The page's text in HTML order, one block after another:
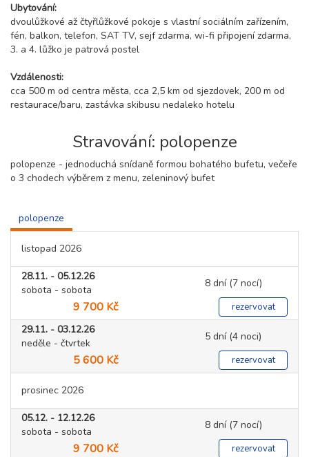
Ubytování:
dvoulůžkové až čtyřlůžkové pokoje s vlastní sociálním zařízením,
fén, balkon, telefon, SAT TV, sejf zdarma, wi-fi připojení zdarma,
3. a 4. lůžko je patrová postel
Vzdálenosti:
cca 500 m od centra města, cca 2,5 km od sjezdovek, 200 m od
restaurace/baru, zastávka skibusu nedaleko hotelu
Stravování: polopenze
polopenze - jednoduchá snídaně formou bohatého bufetu, večeře
o 3 chodech výběrem z menu, zeleninový bufet
polopenze
listopad 2026
28.11. - 05.12.26
sobota - sobota
8 dní (7 nocí)
9 700 Kč rezervovat
29.11. - 03.12.26
neděle - čtvrtek
5 dní (4 noci)
5 600 Kč rezervovat
prosinec 2026
05.12. - 12.12.26
sobota - sobota
8 dní (7 nocí)
9 700 Kč rezervovat